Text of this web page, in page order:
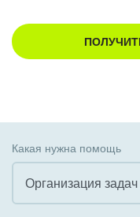
Какая нужна помощь
Организация